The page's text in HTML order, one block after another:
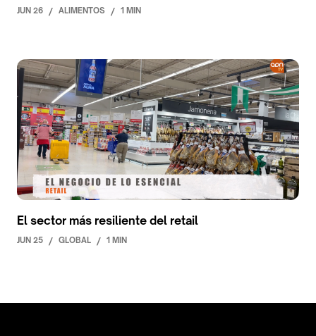
JUN 26 / ALIMENTOS / 1 MIN
El sector más resiliente del retail
JUN 25 / GLOBAL / 1 MIN